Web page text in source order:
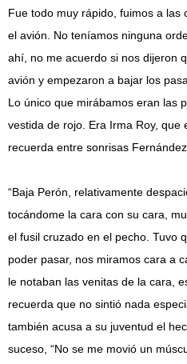
Fue todo muy rápido, fuimos a
el avión. No teníamos ninguna
ahí, no me acuerdo si nos dijeron
avión y empezaron a bajar los
Lo único que mirábamos eran las
vestida de rojo. Era Irma Roy, que
recuerda entre sonrisas Fernández.
“Baja Perón, relativamente
tocándome la cara con su cara,
el fusil cruzado en el pecho. Tuvo
poder pasar, nos miramos cara a
le notaban las venitas de la cara,
recuerda que no sintió nada
también acusa a su juventud el
suceso, “No se me movió un